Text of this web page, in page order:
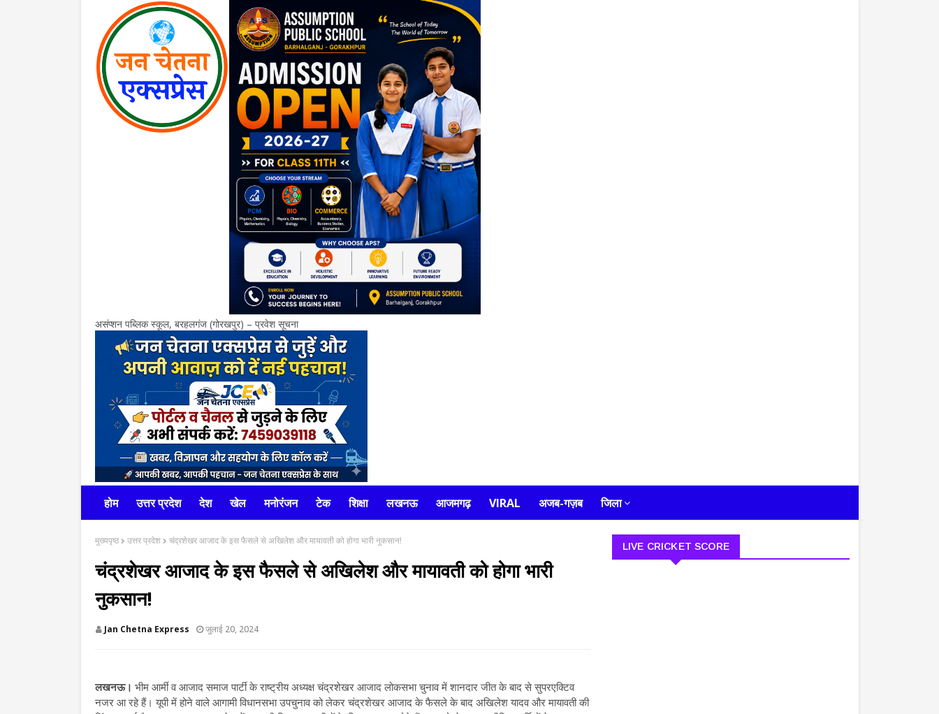
असंप्शन पब्लिक स्कूल, बरहलगंज (गोरखपुर) – प्रवेश सूचना
होम उत्तर प्रदेश देश खेल मनोरंजन टेक शिक्षा लखनऊ आजमगढ़ VIRAL अजब-गज़ब जिला
मुख्यपृष्ठ उत्तर प्रदेश चंद्रशेखर आजाद के इस फैसले से अखिलेश और मायावती को होगा भारी नुकसान!
चंद्रशेखर आजाद के इस फैसले से अखिलेश और मायावती को होगा भारी
नुकसान!
Jan Chetna Express जुलाई 20, 2024
लखनऊ। भीम आर्मी व आजाद समाज पार्टी के राष्ट्रीय अध्यक्ष चंद्रशेखर आजाद लोकसभा चुनाव में शानदार जीत के बाद से सुपरएक्टिव
नजर आ रहे हैं। यूपी में होने वाले आगामी विधानसभा उपचुनाव को लेकर चंद्रशेखर आजाद के फैसले के बाद अखिलेश यादव और मायावती की
LIVE CRICKET SCORE